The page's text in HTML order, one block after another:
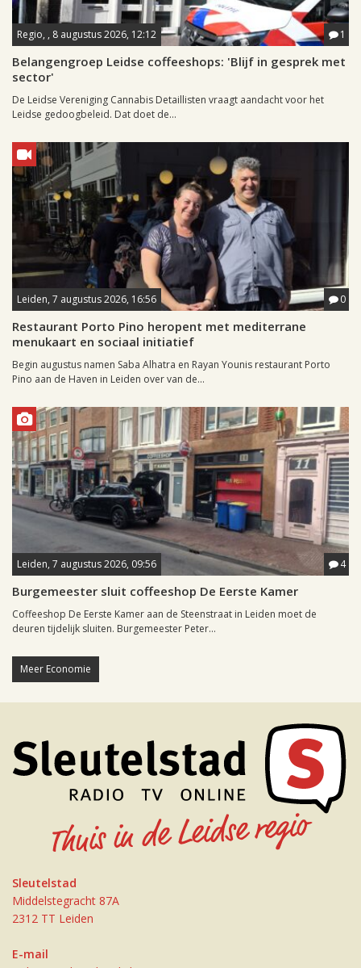
Regio, , 8 augustus 2026, 12:12 1
Belangengroep Leidse coffeeshops: 'Blijf in gesprek met
sector'
De Leidse Vereniging Cannabis Detaillisten vraagt aandacht voor het
Leidse gedoogbeleid. Dat doet de...
Leiden, 7 augustus 2026, 16:56 0
Restaurant Porto Pino heropent met mediterrane
menukaart en sociaal initiatief
Begin augustus namen Saba Alhatra en Rayan Younis restaurant Porto
Pino aan de Haven in Leiden over van de...
Leiden, 7 augustus 2026, 09:56 4
Burgemeester sluit coffeeshop De Eerste Kamer
Coffeeshop De Eerste Kamer aan de Steenstraat in Leiden moet de
deuren tijdelijk sluiten. Burgemeester Peter...
Meer Economie
Sleutelstad
Middelstegracht 87A
2312 TT Leiden
E-mail